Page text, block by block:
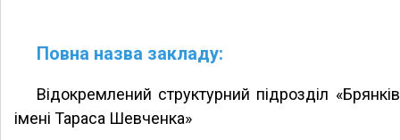
Повна назва закладу:
Відокремлений структурний підрозділ
імені Тараса Шевченка»